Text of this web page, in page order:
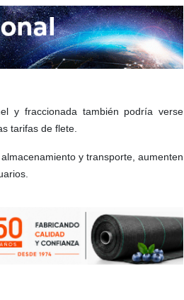
y fraccionada también podría verse
tarifas de flete.
y transporte, aumenten